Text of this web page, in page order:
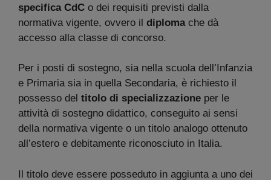
specifica CdC o dei requisiti previsti dalla
normativa vigente, ovvero il diplomache dà
accesso alla classe di concorso.
Per i posti di sostegno, sia nella scuola dell’Infanzia
e Primaria sia in quella Secondaria, è richiesto il
possesso del titolo di specializzazione per le
attività di sostegno didattico, conseguito ai sensi
della normativa vigente o un titolo analogo ottenuto
all’estero e debitamente riconosciuto in Italia.
Il titolo deve essere posseduto in aggiunta a uno dei